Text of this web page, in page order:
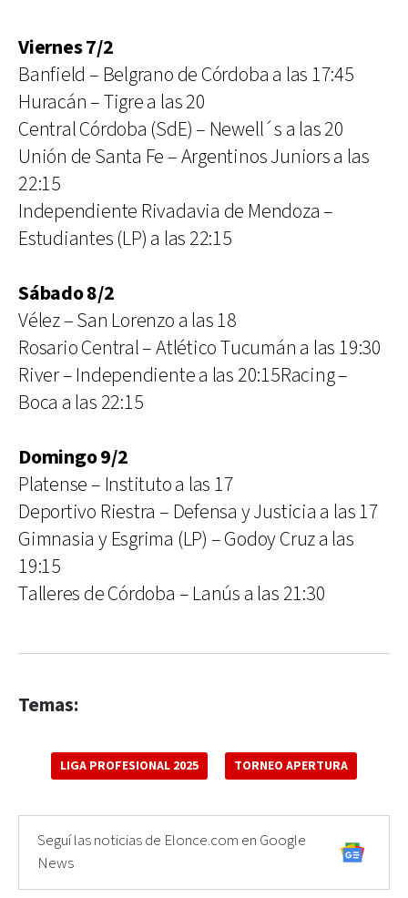
Viernes 7/2
Banfield – Belgrano de Córdoba a las 17:45
Huracán – Tigre a las 20
Central Córdoba (SdE) – Newell´s a las 20
Unión de Santa Fe – Argentinos Juniors a las
22:15
Independiente Rivadavia de Mendoza –
Estudiantes (LP) a las 22:15
Sábado 8/2
Vélez – San Lorenzo a las 18
Rosario Central – Atlético Tucumán a las 19:30
River – Independiente a las 20:15Racing –
Boca a las 22:15
Domingo 9/2
Platense – Instituto a las 17
Deportivo Riestra – Defensa y Justicia a las 17
Gimnasia y Esgrima (LP) – Godoy Cruz a las
19:15
Talleres de Córdoba – Lanús a las 21:30
Temas:
LIGA PROFESIONAL 2025 TORNEO APERTURA
Seguí las noticias de Elonce.com en Google
News